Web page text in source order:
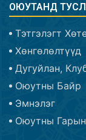
ОЮУТАНД
Тэтгэлэгт
Хөнгөлөлтүүд
Дугуйлан,
Оюутны Байр
Эмнэлэг
Оюутны Гарын